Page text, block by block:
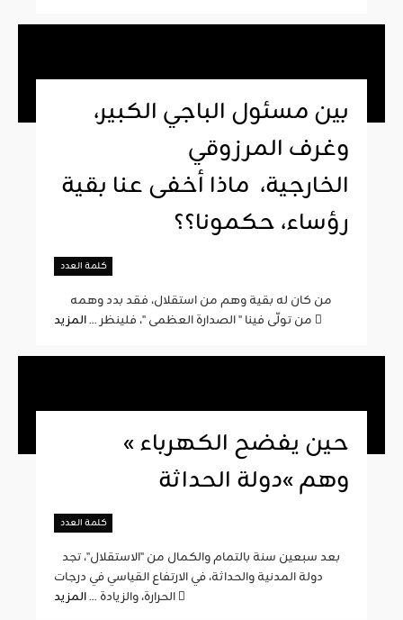
بين مسئول الباجي الكبير،
وغرف المرزوقي
الخارجية، ماذا أخفى عنا بقية
رؤساء، حكمونا؟؟
كلمة العدد
من تولّى فينا " الصدارة العظمى "، فلينظر ...
« حين يفضح الكهرباء
وهم »دولة الحداثة
كلمة العدد
دولة المدنية والحداثة، في الارتفاع القياسي في درجات
الحرارة، والزيادة ...